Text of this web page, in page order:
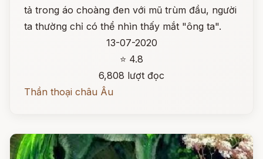
tả trong áo choàng đen với mũ trùm đầu, người
ta thường chỉ có thể nhìn thấy mắt "ông ta".
13-07-2020
⭐ 4.8
6,808 lượt đọc
Thần thoại châu Âu